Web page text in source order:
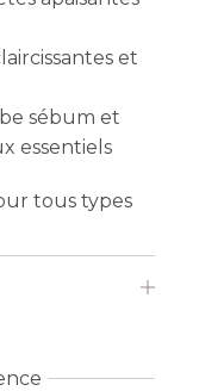
et
sébum et
essentiels
tous types